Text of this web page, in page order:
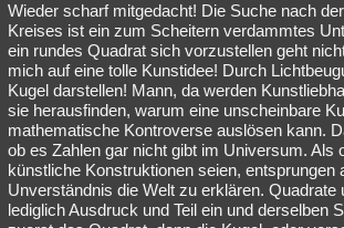
Wieder scharf mitgedacht! Die Suche nach
Kreises ist ein zum Scheitern verdammtes
ein rundes Quadrat sich vorzustellen geht
mich auf eine tolle Kunstidee! Durch
Kugel darstellen! Mann, da werden
sie herausfinden, warum eine unscheinbare
mathematische Kontroverse auslösen kann.
ob es Zahlen gar nicht gibt im Universum. Als
künstliche Konstruktionen seien, entsprungen
Unverständnis die Welt zu erklären. Quadrate
lediglich Ausdruck und Teil ein und derselben